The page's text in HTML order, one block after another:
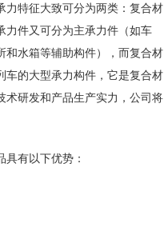
力特征大致可分为两类：复合材
力件又可分为主承力件（如车
和水箱等辅助构件），而复合材
车的大型承力构件，它是复合材
术研发和产品生产实力，公司将
有以下优势：